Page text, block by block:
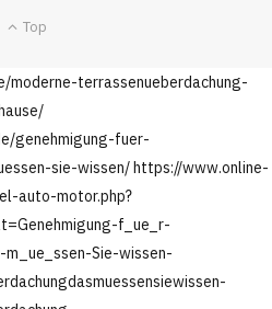
Top
terrassenueberdachung-
genehmigung-fuer-
sie-wissen/https://www.online-
auto-motor.php?
f_ue_r-
Sie-wissen-